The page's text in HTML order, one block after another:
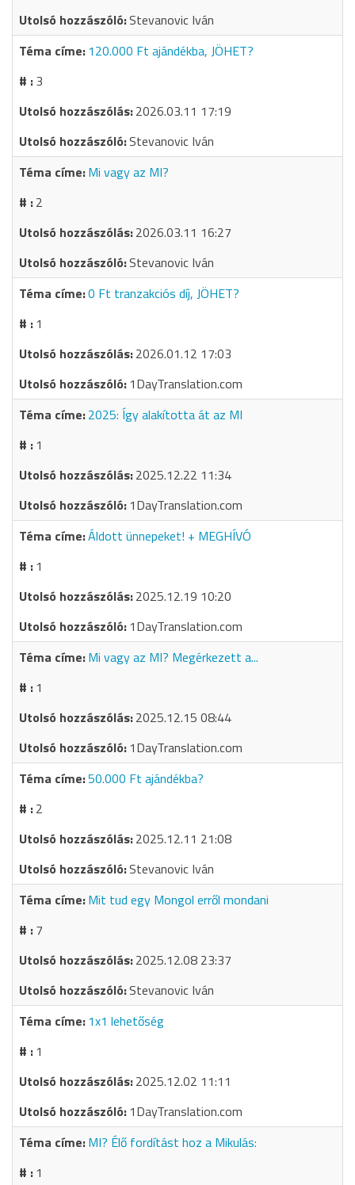
Stevanovic Iván
120.000 Ft ajándékba, JÖHET?
3
2026.03.11 17:19
Stevanovic Iván
Mi vagy az MI?
2
2026.03.11 16:27
Stevanovic Iván
0 Ft tranzakciós díj, JÖHET?
1
2026.01.12 17:03
1DayTranslation.com
2025: Így alakította át az MI
1
2025.12.22 11:34
1DayTranslation.com
Áldott ünnepeket! + MEGHÍVÓ
1
2025.12.19 10:20
1DayTranslation.com
Mi vagy az MI? Megérkezett a...
1
2025.12.15 08:44
1DayTranslation.com
50.000 Ft ajándékba?
2
2025.12.11 21:08
Stevanovic Iván
Mit tud egy Mongol erről mondani
7
2025.12.08 23:37
Stevanovic Iván
1x1 lehetőség
1
2025.12.02 11:11
1DayTranslation.com
MI? Élő fordítást hoz a Mikulás:
1